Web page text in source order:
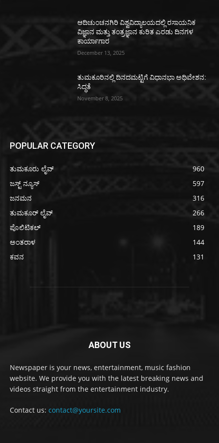
ಆದಿಚುಂಚನಗಿರಿ ವಿಶ್ವವಿದ್ಯಾಲಯದಲ್ಲಿ ರಸಾಯನಿಕ
ವಿಜ್ಞಾನ ಮತ್ತು ತಂತ್ರಜ್ಞಾನ ಕುರಿತ ಎರಡು ದಿನಗಳ
ಕಾರ್ಯಾಗಾರ
December 13, 2025
ತುಮಕೂರಿನಲ್ಲಿ ದಿನದಮಟ್ಟಿಗೆ ವಿಧಾನಭಾ ಅಧಿವೇಶನ:
ಸಿದ್ಧತೆ
November 8, 2025
POPULAR CATEGORY
ತುಮಕೂರು ಲೈವ್
960
ಜಸ್ಟ್ ನ್ಯೂಸ್
597
ಜನಮನ
316
ತುಮಕೂರ್ ಲೈವ್
266
ಪೊಲಿಟಿಕಲ್
189
ಅಂತರಾಳ
144
ಕವನ
131
ABOUT US
Newspaper is your news, entertainment, music fashion
website. We provide you with the latest breaking news and
videos straight from the entertainment industry.
Contact us: contact@yoursite.com